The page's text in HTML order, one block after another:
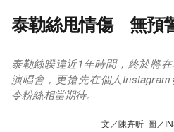
泰勒絲甩情傷 無預
泰勒絲暌違近1年時間，終於將
演唱會，更搶先在個人
令粉絲相當期待。
文／陳卉昕 圖／